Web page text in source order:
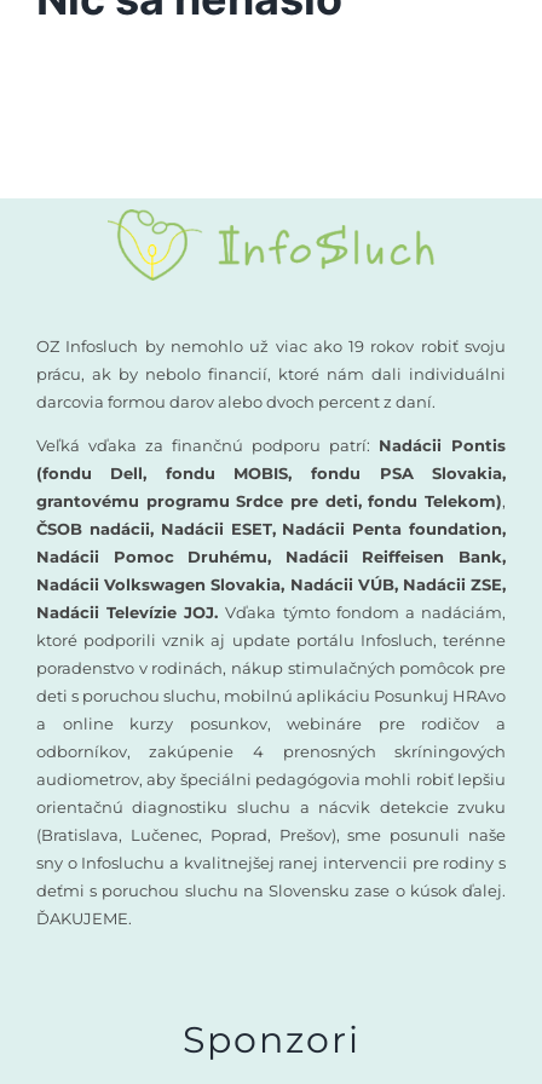
Vyšetrenia sluchu
Rané poradenstvo
Vzdelávanie
OZ Infosluch by nemohlo už viac ako 19 rokov robiť svoju
prácu, ak by nebolo financií, ktoré nám dali individuálni
darcovia formou darov alebo dvoch percent z daní.
Veľká vďaka za finančnú podporu patrí: Nadácii Pontis
(fondu Dell, fondu MOBIS, fondu PSA Slovakia,
grantovému programu Srdce pre deti, fondu Telekom),
ČSOB nadácii, Nadácii ESET, Nadácii Penta foundation,
Nadácii Pomoc Druhému, Nadácii Reiffeisen Bank,
Nadácii Volkswagen Slovakia, Nadácii VÚB, Nadácii ZSE,
Nadácii Televízie JOJ.Vďaka týmto fondom a nadáciám,
ktoré podporili vznik aj update portálu Infosluch, terénne
poradenstvo v rodinách, nákup stimulačných pomôcok pre
deti s poruchou sluchu, mobilnú aplikáciu Posunkuj HRAvo
a online kurzy posunkov, webináre pre rodičov a
odborníkov, zakúpenie 4 prenosných skríningových
audiometrov, aby špeciálni pedagógovia mohli robiť lepšiu
orientačnú diagnostiku sluchu a nácvik detekcie zvuku
(Bratislava, Lučenec, Poprad, Prešov), sme posunuli naše
sny o Infosluchu a kvalitnejšej ranej intervencii pre rodiny s
deťmi s poruchou sluchu na Slovensku zase o kúsok ďalej.
ĎAKUJEME.
Sponzori